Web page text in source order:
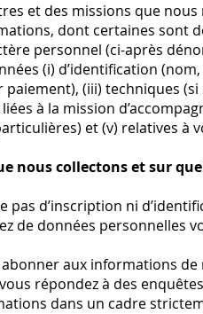
et des missions que
dont certaines sont
personnel (ci-après
(i) d’identification
(iii) techniques
à la mission
et (v) relatives à
nous collectons et sur
pas d’inscription ni
de données personnelles
aux informations
répondez à des
dans un cadre